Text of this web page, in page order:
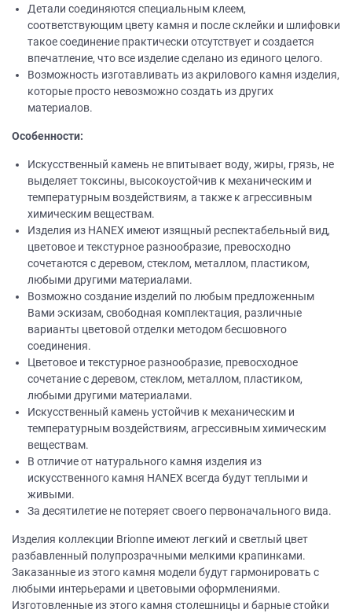
Детали соединяются специальным клеем,
соответствующим цвету камня и после склейки и шлифовки
такое соединение практически отсутствует и создается
впечатление, что все изделие сделано из единого целого.
Возможность изготавливать из акрилового камня изделия,
которые просто невозможно создать из других
материалов.
Особенности:
Искусственный камень не впитывает воду, жиры, грязь, не
выделяет токсины, высокоустойчив к механическим и
температурным воздействиям, а также к агрессивным
химическим веществам.
Изделия из НANEХ имеют изящный респектабельный вид,
цветовое и текстурное разнообразие, превосходно
сочетаются с деревом, стеклом, металлом, пластиком,
любыми другими материалами.
Возможно создание изделий по любым предложенным
Вами эскизам, свободная комплектация, различные
варианты цветовой отделки методом бесшовного
соединения.
Цветовое и текстурное разнообразие, превосходное
сочетание с деревом, стеклом, металлом, пластиком,
любыми другими материалами.
Искусственный камень устойчив к механическим и
температурным воздействиям, агрессивным химическим
веществам.
В отличие от натурального камня изделия из
искусственного камня НANEХ всегда будут теплыми и
живыми.
За десятилетие не потеряет своего первоначального вида.
Изделия коллекции Brionne имеют легкий и светлый цвет
разбавленный полупрозрачными мелкими крапинками.
Заказанные из этого камня модели будут гармонировать с
любыми интерьерами и цветовыми оформлениями.
Изготовленные из этого камня столешницы и барные стойки